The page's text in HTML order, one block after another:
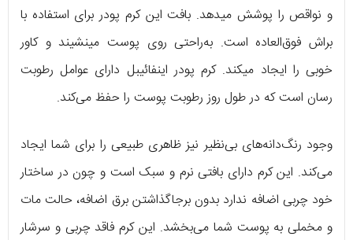
و نواقص را پوشش می‎دهد. بافت این کرم پودر برای استفاده با
براش فوق‌العاده است. به‌راحتی روی پوست می‎نشیند و کاور
خوبی را ایجاد می‎کند. کرم پودر اینفائیبل دارای عوامل رطوبت
رسان است که در طول روز رطوبت پوست را حفظ می‌کند.
وجود رنگ‌دانه‌های بی‌نظیر نیز ظاهری طبیعی را برای شما ایجاد
می‌کند. این کرم دارای بافتی نرم و سبک است و چون در ساختار
خود چربی اضافه ندارد بدون برجاگذاشتن برق اضافه، حالت مات
و مخملی به پوست شما می‌بخشد. این کرم فاقد چربی و سرشار